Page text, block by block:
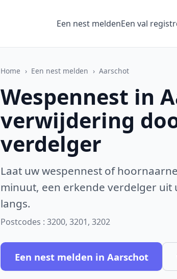
Een nest meldenEen val
Home › Een nest melden › Aarschot
Wespennest in
verwijdering
verdelger
Laat uw wespennest of
minuut, een erkende verdelger uit
langs.
Postcodes : 3200, 3201, 3202
Een nest melden in Aarschot